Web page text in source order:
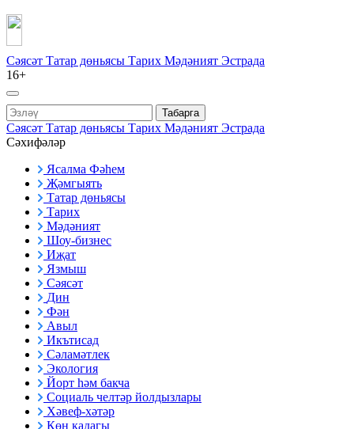
Сәясәт Татар дөньясы Тарих Мәдәният Эстрада
16+
Табарга
Сәясәт Татар дөньясы Тарих Мәдәният Эстрада
Сәхифәләр
Ясалма Фәһем
Җәмгыять
Татар дөньясы
Тарих
Мәдәният
Шоу-бизнес
Иҗат
Язмыш
Сәясәт
Дин
Фән
Авыл
Икътисад
Сәламәтлек
Экология
Йорт һәм бакча
Социаль челтәр йолдызлары
Хәвеф-хәтәр
Көн кадагы